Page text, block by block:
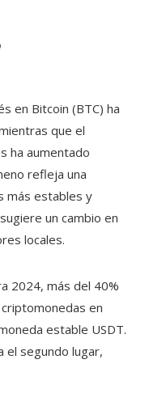
en Bitcoin (BTC) ha
que el
ha aumentado
refleja una
más estables y
un cambio en
locales.
2024, más del 40%
en
estable USDT.
el segundo lugar,